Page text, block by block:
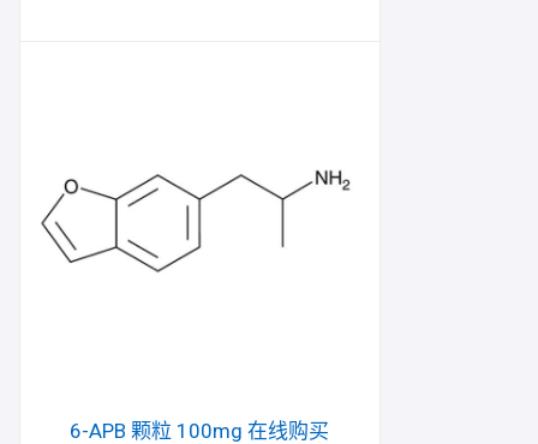
6-APB 颗粒 100mg 在线购买